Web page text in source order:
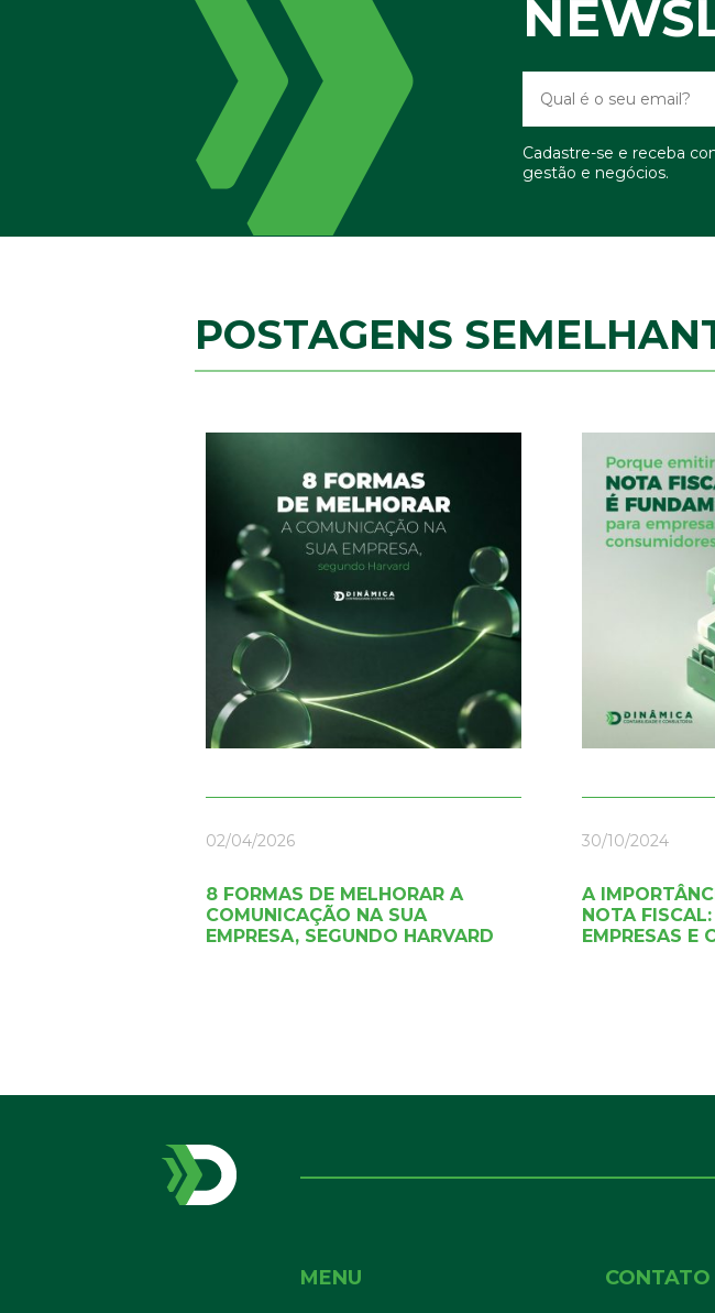
Cadastre-se e receba
gestão e negócios.
POSTAGENS
02/04/2026
8 FORMAS DE MELHORAR A
COMUNICAÇÃO NA SUA
EMPRESA, SEGUNDO HARVARD
30/10/2024
A
NOTA
EMPRESAS E
MENU CONTATO